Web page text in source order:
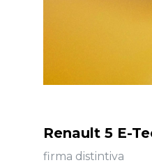
Renault 5 E-
firma distintiva